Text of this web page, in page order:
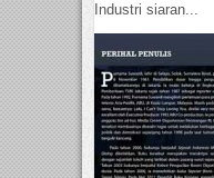
Industri siaran...